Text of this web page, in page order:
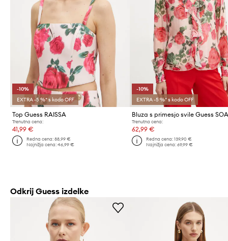
-10%
EXTRA -5 %* s kodo OFF
Top Guess RAISSA
Trenutna cena:
41,99 €
Redna cena:88,99 €
Najnižja cena:46,99 €
-10%
EXTRA -5 %* s kodo OFF
Bluza s primesjo svile Guess
Trenutna cena:
62,99 €
Redna cena: 139,90 €
Najnižja cena: 69,99 €
Odkrij Guess izdelke